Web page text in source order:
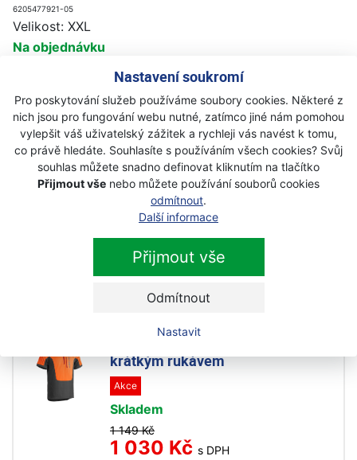
Nastavení soukromí
Pro poskytování služeb používáme soubory cookies. Některé z
nich jsou pro fungování webu nutné, zatímco jiné nám pomohou
vylepšit váš uživatelský zážitek a rychleji vás navést k tomu,
co právě hledáte. Souhlasíte s používáním všech cookies? Svůj
souhlas můžete snadno definovat kliknutím na tlačítko
Přijmout vše nebo můžete používání souborů cookies
odmítnout.
Další informace
Přijmout vše
Odmítnout
Nastavit
6205477921-05
Velikost: XXL
Na objednávku
Další produkty z kategorietrika a
košile
Husqvarna Flanelová košile S
Na objednávku
1 099 Kč
989 Kč s DPH
krátkým rukávem
Akce
Skladem
1 149 Kč
1 030 Kč s DPH